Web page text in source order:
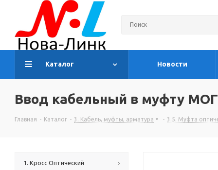
Каталог Новости
Ввод кабельный в муфту
Главная - Каталог - 3. Кабель, муфты, арматура - 3.5. Муфта
1. Кросс Оптический